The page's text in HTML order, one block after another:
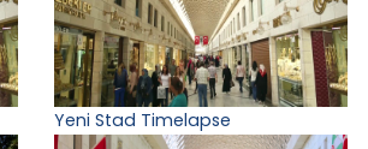
Yeni Stad Timelapse